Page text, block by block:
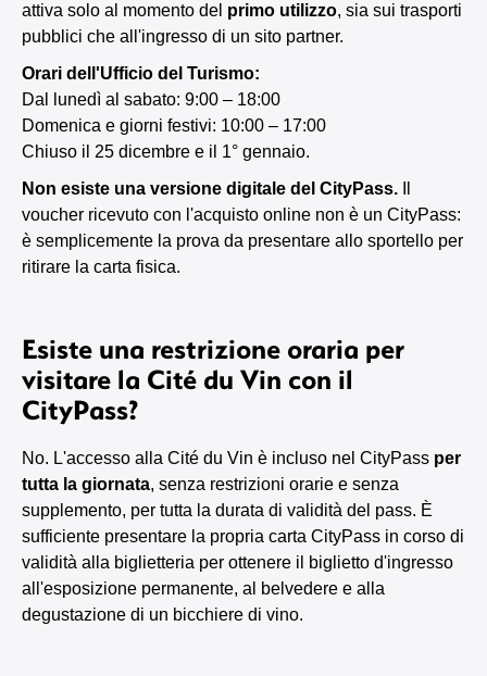
attiva solo al momento del primo utilizzo, sia sui trasporti
pubblici che all'ingresso di un sito partner.
Orari dell'Ufficio del Turismo:
Dal lunedì al sabato: 9:00 – 18:00
Domenica e giorni festivi: 10:00 – 17:00
Chiuso il 25 dicembre e il 1° gennaio.
Non esiste una versione digitale del CityPass.
voucher ricevuto con l'acquisto online non è un CityPass:
è semplicemente la prova da presentare allo sportello per
ritirare la carta fisica.
Esiste una restrizione oraria per
visitare la Cité du Vin con il
CityPass?
No. L'accesso alla Cité du Vin è incluso nel CityPass per
tutta la giornata, senza restrizioni orarie e senza
supplemento, per tutta la durata di validità del pass. È
sufficiente presentare la propria carta CityPass in corso di
validità alla biglietteria per ottenere il biglietto d'ingresso
all'esposizione permanente, al belvedere e alla
degustazione di un bicchiere di vino.